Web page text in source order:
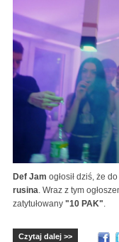
Def Jam ogłosił dziś, że
rusina. Wraz z tym
zatytułowany "10 PAK".
Czytaj dalej >>